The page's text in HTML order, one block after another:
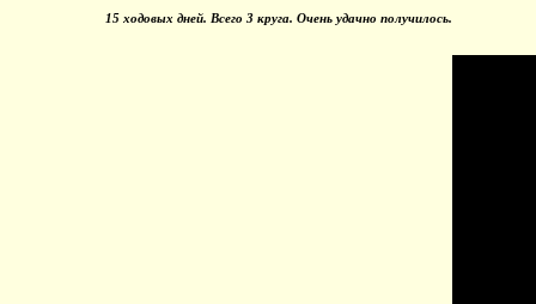
15 ходовых дней. Всего 3 круга. Очень удачно получилось.